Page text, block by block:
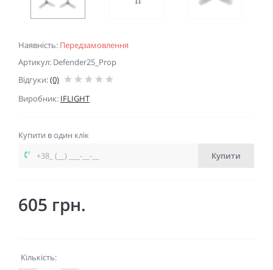
Наявність: Передзамовлення
Артикул: Defender25_Prop
Відгуки:(0)
Виробник: IFLIGHT
Купити в один клік
Купити
605 грн.
Кількість: